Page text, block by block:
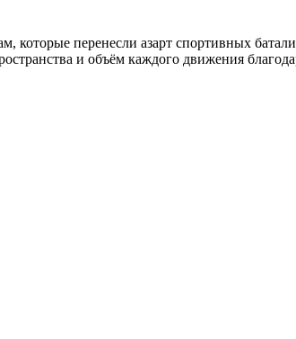
перенесли азарт спортивных
и объём каждого движения